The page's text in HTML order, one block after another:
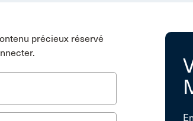
précieux réservé